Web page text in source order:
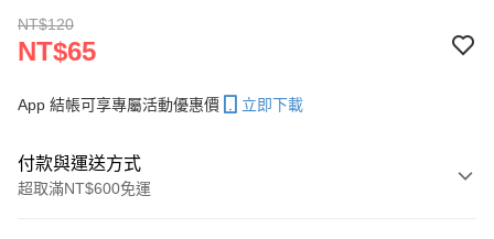
NT$120
NT$65
App 結帳可享專屬活動優惠價 立即下載
付款與運送方式
超取滿NT$600免運